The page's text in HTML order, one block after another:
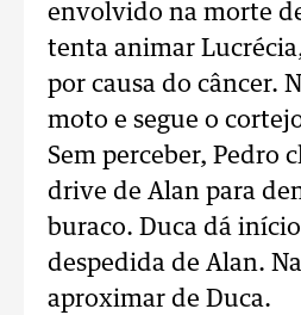
envolvido na morte
tenta animar
por causa do câncer.
moto e segue o
Sem perceber, Pedro
drive de Alan para
buraco. Duca dá
despedida de Alan.
aproximar de Duca.